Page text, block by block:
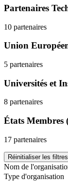
Partenaires
10 partenaires
Union
5 partenaires
Universités et
8 partenaires
États Membres
17 partenaires
Réinitialiser les filtres
Nom de
Type d'organisation